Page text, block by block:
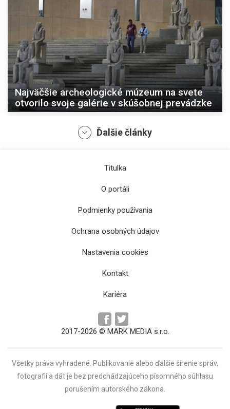
Najväčšie archeologické múzeum na svete
otvorilo svoje galérie v skúšobnej prevádzke
Potápači stále pátrajú po nezvestných
osobách z potopenej lode
Ďalšie články
Titulka
O portáli
Podmienky používania
Ochrana osobných údajov
Nastavenia cookies
Kontakt
Kariéra
2017-2026 © MARK MEDIA s.r.o.
Všetky práva vyhradené. Publikovanie alebo ďalšie šírenie správ,
fotografií a dát je bez predchádzajúceho písomného súhlasu
porušením autorského zákona.